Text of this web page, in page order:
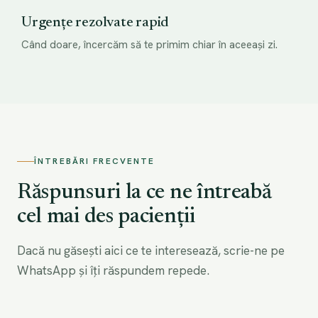
Urgențe rezolvate rapid
Când doare, încercăm să te primim chiar în aceeași zi.
ÎNTREBĂRI FRECVENTE
Răspunsuri la ce ne întreabă
cel mai des pacienții
Dacă nu găsești aici ce te interesează, scrie-ne pe
WhatsApp și îți răspundem repede.